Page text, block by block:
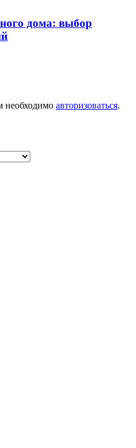
дома: выбор
необходимо авторизоваться.